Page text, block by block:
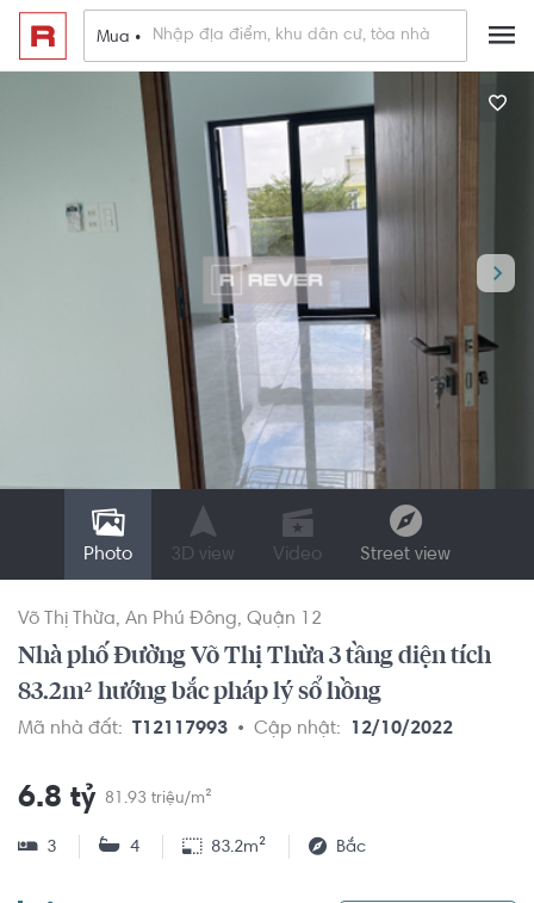
Mua •
Photo 3D view Video Street view
Võ Thị Thừa An Phú Đông Quận 12
Nhà phố Đường Võ Thị Thừa 3 tầng diện tích
83.2m² hướng bắc pháp lý sổ hồng
Mã nhà đất: T12117993 Cập nhật: 12/10/2022
6.8 tỷ 81.93 triệu/m²
3 4 83.2m² Bắc